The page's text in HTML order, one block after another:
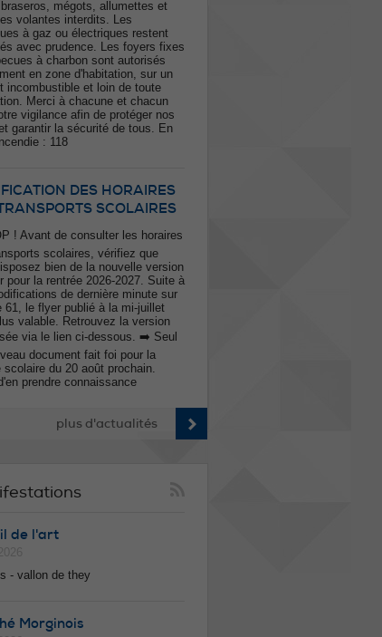
mégots, allumettes et
volantes interdits. Les
à gaz ou électriques restent
avec prudence. Les foyers fixes
à charbon sont autorisés
en zone d'habitation, sur un
incombustible et loin de toute
Merci à chacune et chacun
vigilance afin de protéger nos
garantir la sécurité de tous. En
: 118
DES HORAIRES
SCOLAIRES
! Avant de consulter les horaires
scolaires, vérifiez que
bien de la nouvelle version
pour la rentrée 2026-2027. Suite à
de dernière minute sur
61, le flyer publié à la mi-juillet
valable. Retrouvez la version
via le lien ci-dessous. ➡️ Seul
document fait foi pour la
scolaire du 20 août prochain.
prendre connaissance
plus d'actualités
de l'art
- vallon de they
Morginois